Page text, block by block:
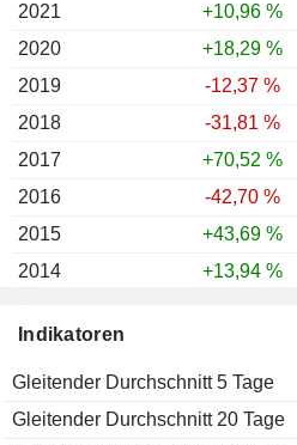
Indikatoren
Gleitender Durchschnitt 5 Tage
Gleitender Durchschnitt 20 Tage
2021
+10,96 %
2020
+18,29 %
2019
-12,37 %
2018
-31,81 %
2017
+70,52 %
2016
-42,70 %
2015
+43,69 %
2014
+13,94 %
2012
2011
-10,87 %